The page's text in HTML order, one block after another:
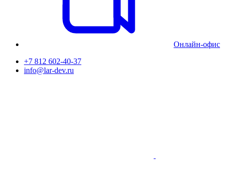
Онлайн-офис
+7 812 602-40-37
info@lar-dev.ru